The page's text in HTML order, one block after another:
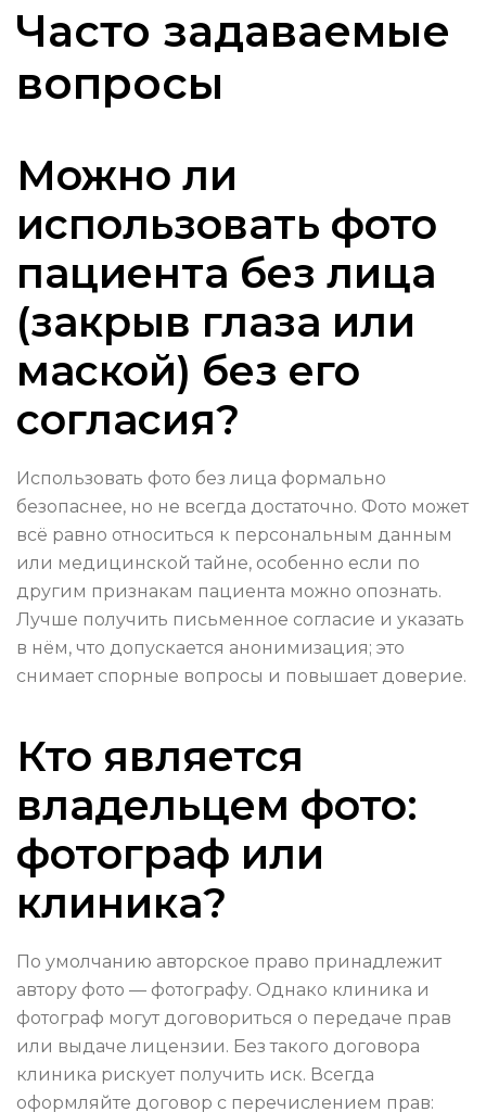
Часто задаваемые
вопросы
Можно ли
использовать фото
пациента без лица
(закрыв глаза или
маской) без его
согласия?
Использовать фото без лица формально
безопаснее, но не всегда достаточно. Фото может
всё равно относиться к персональным данным
или медицинской тайне, особенно если по
другим признакам пациента можно опознать.
Лучше получить письменное согласие и указать
в нём, что допускается анонимизация; это
снимает спорные вопросы и повышает доверие.
Кто является
владельцем фото:
фотограф или
клиника?
По умолчанию авторское право принадлежит
автору фото — фотографу. Однако клиника и
фотограф могут договориться о передаче прав
или выдаче лицензии. Без такого договора
клиника рискует получить иск. Всегда
оформляйте договор с перечислением прав: